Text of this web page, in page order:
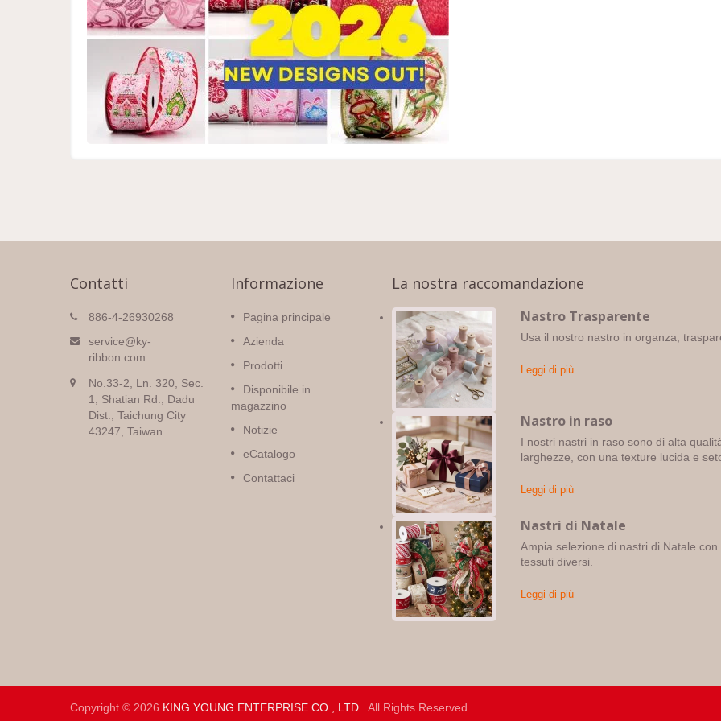
Contatti
886-4-26930268
service@ky-
ribbon.com
No.33-2, Ln. 320, Sec.
1, Shatian Rd., Dadu
Dist., Taichung City
43247, Taiwan
Informazione
Pagina principale
Azienda
Prodotti
Disponibile in
magazzino
Notizie
eCatalogo
Contattaci
La nostra raccomandazione
Nastro Trasparente
Usa il nostro nastro in organza,
Leggi di più
Nastro in raso
I nostri nastri in raso sono di alta
larghezze, con una texture lucida e
Leggi di più
Nastri di Natale
Ampia selezione di nastri di Natale
tessuti diversi.
Leggi di più
Copyright © 2026 KING YOUNG ENTERPRISE CO., LTD. . All Rights Reserved.